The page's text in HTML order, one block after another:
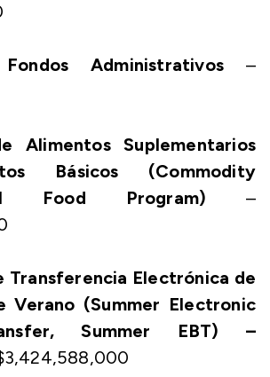
Administrativos –
Alimentos Suplementarios
Básicos (Commodity
Food Program) –
Transferencia Electrónica de
Verano (Summer Electronic
Summer EBT) –